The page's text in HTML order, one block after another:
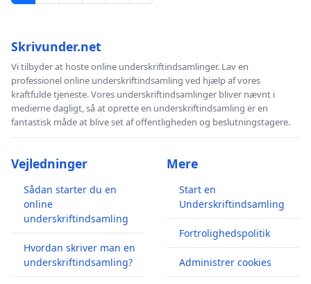
Skrivunder.net
Vi tilbyder at hoste online underskriftindsamlinger. Lav en
professionel online underskriftindsamling ved hjælp af vores
kraftfulde tjeneste. Vores underskriftindsamlinger bliver nævnt i
medierne dagligt, så at oprette en underskriftindsamling er en
fantastisk måde at blive set af offentligheden og beslutningstagere.
Vejledninger
Sådan starter du en
online
underskriftindsamling
Hvordan skriver man en
underskriftindsamling?
Mere
Start en
Underskriftindsamling
Fortrolighedspolitik
Administrer cookies